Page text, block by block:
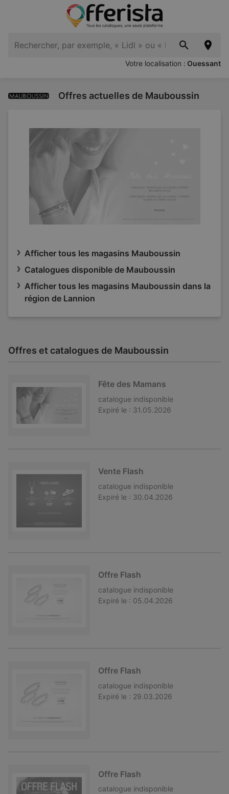
Votre localisation : Ouessant
Offres actuelles de Mauboussin
Afficher tous les magasins Mauboussin
Catalogues disponible de Mauboussin
Afficher tous les magasins Mauboussin dans la
région de Lannion
Offres et catalogues de Mauboussin
Fête des Mamans
catalogue indisponible
Expiré le : 31.05.2026
Vente Flash
catalogue indisponible
Expiré le : 30.04.2026
Offre Flash
catalogue indisponible
Expiré le : 05.04.2026
Offre Flash
catalogue indisponible
Expiré le : 29.03.2026
Offre Flash
catalogue indisponible